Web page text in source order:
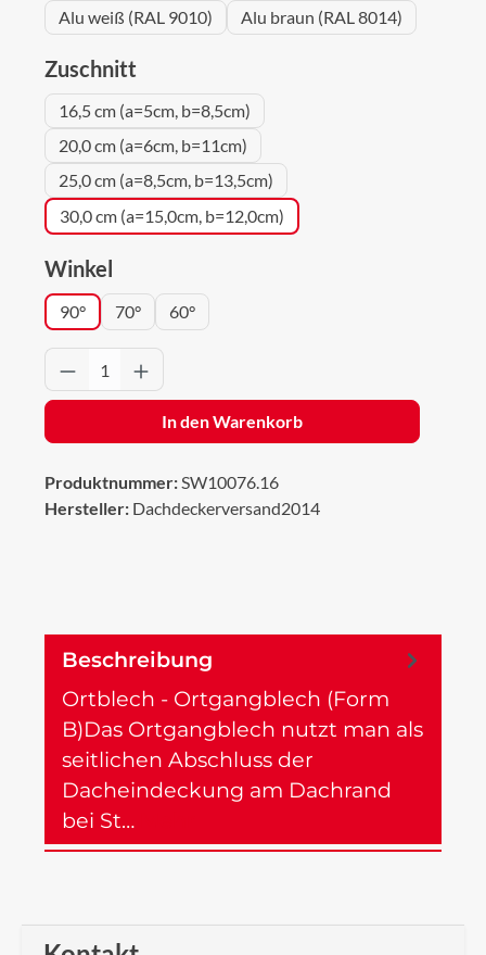
Alu weiß (RAL 9010)
Alu braun (RAL 8014)
Zuschnitt
16,5 cm (a=5cm, b=8,5cm)
20,0 cm (a=6cm, b=11cm)
25,0 cm (a=8,5cm, b=13,5cm)
30,0 cm (a=15,0cm, b=12,0cm)
Winkel
90° 70° 60°
Produkt Anzahl: Gib den gewünschten
In den Warenkorb
Produktnummer:SW10076.16
Hersteller: Dachdeckerversand2014
Beschreibung
Ortblech - Ortgangblech (Form
B)Das Ortgangblech nutzt man als
seitlichen Abschluss der
Dacheindeckung am Dachrand
bei St…